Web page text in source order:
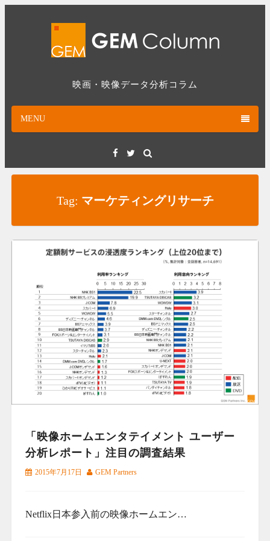
映画・映像データ分析コラム
MENU
Facebook
Twitter
Tag: マーケティングリサーチ
「映像ホームエンタテイメント ユーザー
分析レポート」注目の調査結果
2015年7月17日 GEM Partners
Netflix日本参入前の映像ホームエン…